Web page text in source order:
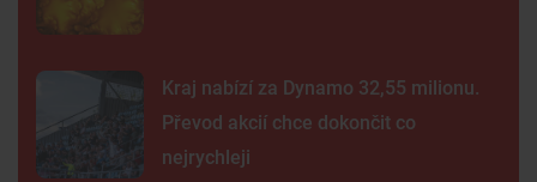
Kraj nabízí za Dynamo 32,55 milionu.
Převod akcií chce dokončit co
nejrychleji